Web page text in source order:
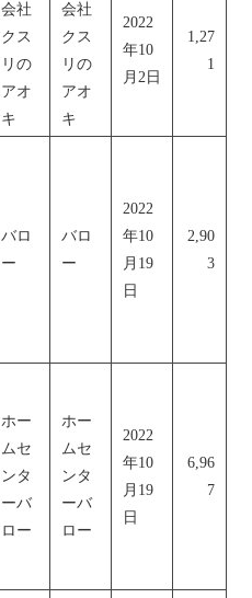
会社
クス
リの
アオ
キ
会社
クス
リの
アオ
キ
2022
年10
月2日
1,27
1
バロ
ー
バロ
ー
2022
年10
月19
日
2,90
3
ホー
ムセ
ンタ
ーバ
ロー
ホー
ムセ
ンタ
ーバ
ロー
2022
年10
月19
日
6,96
7